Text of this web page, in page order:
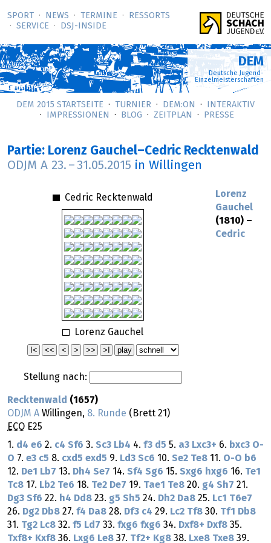
SPORT NEWS TERMINE
RESSORTS
SERVICE
DSJ-­INSIDE
DEM
Deutsche Jugend-
Einzelmeisterschaften
DEM 2015 STARTSEITE TURNIER DEM:ON
INTERAKTIV
IMPRESSIONEN
BLOG ZEITPLAN PRESSE
Partie: Lorenz Gauchel–Cedric Recktenwald
ODJM A 23. – 31.05.2015 in Willingen
Cedric Recktenwald
Lorenz Gauchel
Stellung nach:
Lorenz
Gauchel
(1810) –
Cedric
Recktenwald (1657)
ODJM A Willingen, 8. Runde (Brett 21)
ECO E25
1. d4 e6 2. c4 Sf6 3. Sc3 Lb4 4. f3 d5 5. a3 Lxc3+ 6. bxc3 O-
O 7. e3 c5 8. cxd5 exd5 9. Ld3 Sc6 10. Se2 Te8 11. O-O b6
12. De1 Lb7 13. Dh4 Se7 14. Sf4 Sg6 15. Sxg6 hxg6 16. Te1
Tc8 17. Lb2 Te6 18. Te2 De7 19. Tae1 Te8 20. g4 Sh7 21.
Dg3 Sf6 22. h4 Dd8 23. g5 Sh5 24. Dh2 Da8 25. Lc1 T6e7
26. Dg2 Db8 27. f4 Da8 28. Df3 c4 29. Lc2 Tf8 30. Tf1 Db8
31. Tg2 Lc8 32. f5 Ld7 33. fxg6 fxg6 34. Dxf8+ Dxf8 35.
Txf8+ Kxf8 36. Lxg6 Le8 37. Tf2+ Kg8 38. Lxe8 Txe8 39.